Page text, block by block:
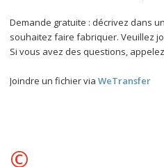
Demande gratuite : décrivez dans
souhaitez faire fabriquer. Veuillez
Si vous avez des questions, appelez
Joindre un fichier via WeTransfer
©